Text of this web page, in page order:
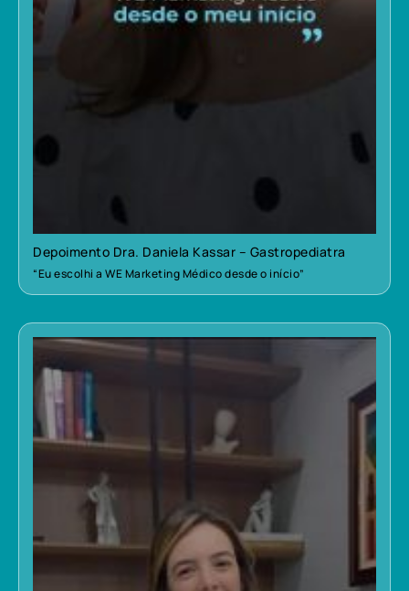
Depoimento Dra. Daniela Kassar – Gastropediatra
“Eu escolhi a WE Marketing Médico desde o início”